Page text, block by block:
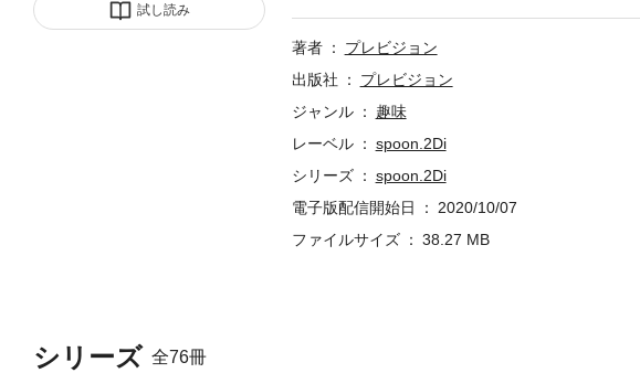
試し読み
シリーズ 全76冊
デジタル版は紙の雑誌と掲載内容が一部異なる場
飾った大谷・神楽の表紙撮影後のインタビューを
ほか、TVアニメ「ポケットモンスター」や「か
マイヒーローズ藍田 創(メインストーリー)、桧
役)／大谷&神楽インタビュー■アイドリッシュセ
OF KINGS鈴木信吾監督 イラストメッセージTV
／劇場版 Free!-Road to the World-夢／ディズニ
著者
プレビジョン
出版社
プレビジョン
ジャンル
趣味
レーベル
spoon.2Di
シリーズ
spoon.2Di
電子版配信開始日
2020/10/07
ファイルサイズ
38.27 MB